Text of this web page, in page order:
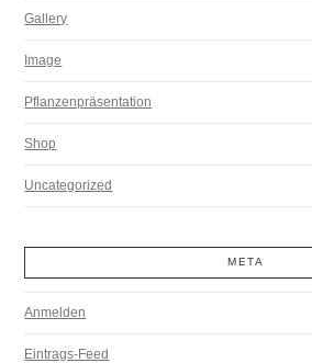
Gallery
Image
Pflanzenpräsentation
Shop
Uncategorized
META
Anmelden
Eintrags-Feed